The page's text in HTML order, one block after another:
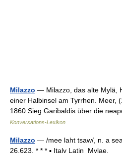
Milazzo — Milazzo, das alte Mylä,
einer Halbinsel am Tyrrhen. Meer,
1860 Sieg Garibaldis über die
Konversations-Lexikon
Milazzo — /mee laht tsaw/, n. a
26,623. * * * ▪ Italy Latin Mylae,